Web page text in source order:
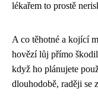
lékařem to prostě
A co těhotné a kojící
hovězí lůj přímo
když ho plánujete
dlouhodobě, raději se